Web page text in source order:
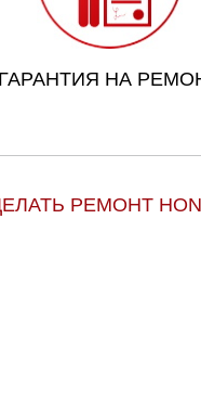
ГАРАНТИЯ НА
РЕМОНТ